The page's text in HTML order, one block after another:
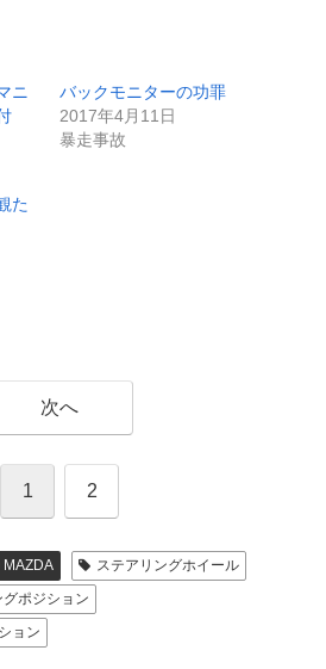
ニ
バックモニターの功罪
2017年4月11日
暴走事故
た
次へ
1 2
MAZDA
ステアリングホイール
グポジション
ョン